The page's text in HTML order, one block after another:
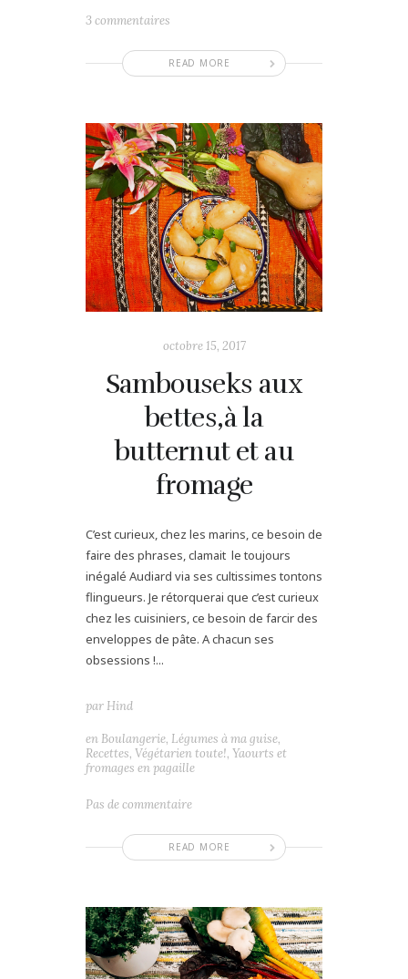
READ MORE
3 commentaires
octobre 15, 2017
Sambouseks aux
bettes,à la
butternut et au
fromage
C’est curieux, chez les marins, ce besoin de
faire des phrases, clamait le toujours
inégalé Audiard via ses cultissimes tontons
flingueurs. Je rétorquerai que c’est curieux
chez les cuisiniers, ce besoin de farcir des
enveloppes de pâte. A chacun ses
obsessions !...
READ MORE
par Hind
en Boulangerie, Légumes à ma guise,
Recettes, Végétarien toute!, Yaourts et
fromages en pagaille
Pas de commentaire